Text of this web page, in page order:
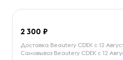
2 300
Доставка Beautery CDEK с 12
Самовывоз Beautery CDEK с 12